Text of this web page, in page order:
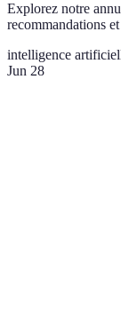
Explorez notre
recommandations
intelligence
Jun 28